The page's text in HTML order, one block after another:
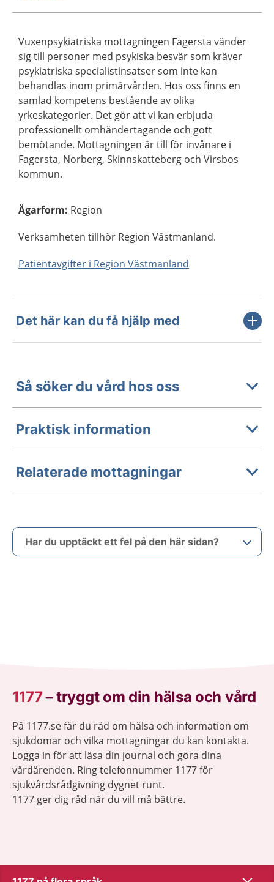
Vuxenpsykiatriska mottagningen Fagersta vänder
sig till personer med psykiska besvär som kräver
psykiatriska specialistinsatser som inte kan
behandlas inom primärvården. Hos oss finns en
samlad kompetens bestående av olika
yrkeskategorier. Det gör att vi kan erbjuda
professionellt omhändertagande och gott
bemötande. Mottagningen är till för invånare i
Fagersta, Norberg, Skinnskatteberg och Virsbos
kommun.
Ägarform: Region
Verksamheten tillhör Region Västmanland.
Patientavgifter i Region Västmanland
Det här kan du få hjälp med
Så söker du vård hos oss
Praktisk information
Relaterade mottagningar
Har du upptäckt ett fel på den här sidan?
1177–tryggt om din hälsa och vård
På 1177.se får du råd om hälsa och information om
sjukdomar och vilka mottagningar du kan kontakta.
Logga in för att läsa din journal och göra dina
vårdärenden. Ring telefonnummer 1177 för
sjukvårdsrådgivning dygnet runt.
1177 ger dig råd när du vill må bättre.
Visa